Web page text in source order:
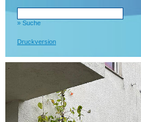
» Suche
Druckversion